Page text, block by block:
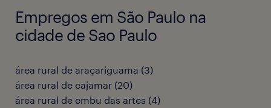
Empregos em São Paulo na
cidade de Sao Paulo
área rural de araçariguama (3)
área rural de cajamar (20)
área rural de embu das artes (4)